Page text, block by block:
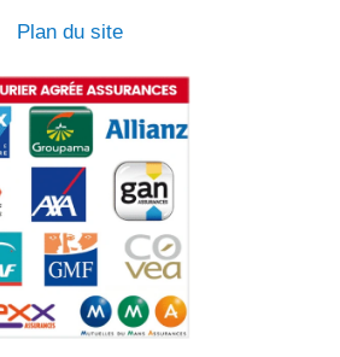
Plan du site